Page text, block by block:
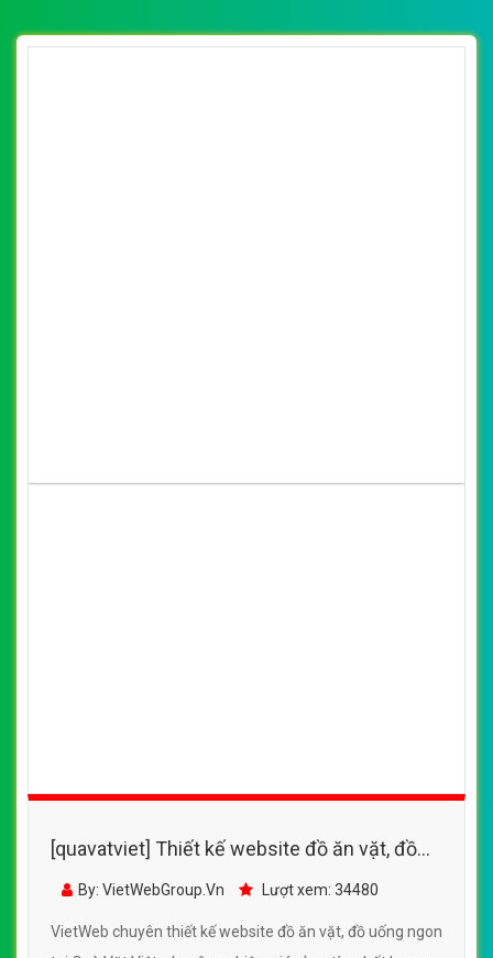
[quavatviet] Thiết kế website đồ ăn vặt, đồ
uống ngon tại Quà Vặt Việt
By: VietWebGroup.Vn Lượt xem: 34480
VietWeb chuyên thiết kế website đồ ăn vặt, đồ uống ngon